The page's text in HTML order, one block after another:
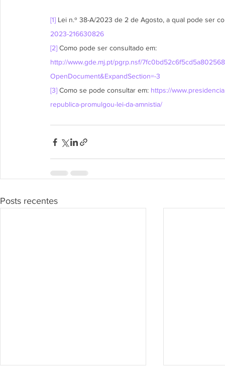
[1] Lei n.º 38-A/2023 de 2 de Agosto, a qual pode ser
2023-216630826
[2] Como pode ser consultado em:
http://www.gde.mj.pt/pgrp.nsf/
OpenDocument&ExpandSection=-3
[3] Como se pode consultar em: https://
republica-promulgou-lei-da-amnistia/
Posts recentes